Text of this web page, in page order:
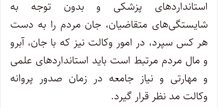
استانداردهای پزشکی و بدون توجه به
شایستگی‌های متقاضیان، جان مردم را به دست
هر کس سپرد، در امور وکالت نیز که با جان، آبرو
و مال مردم مرتبط است باید استانداردهای علمی
و مهارتی و نیاز جامعه در زمان صدور پروانه
وکالت مد نظر قرار گیرد.